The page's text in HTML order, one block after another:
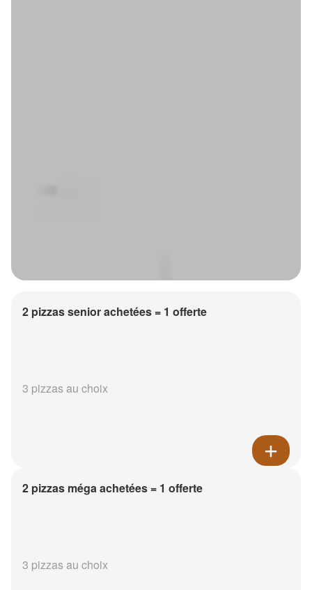
2 pizzas senior achetées = 1 offerte
3 pizzas au choix
2 pizzas méga achetées = 1 offerte
3 pizzas au choix